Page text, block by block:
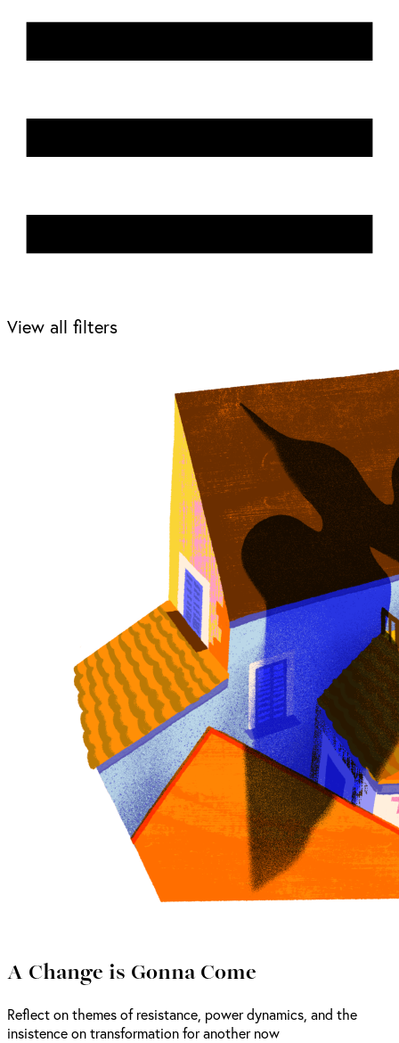
View all filters
A Change is Gonna Come
Reflect on themes of resistance, power dynamics, and the
insistence on transformation for another now